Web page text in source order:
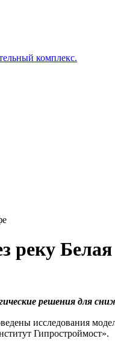
комплекс.
реку
решения для
исследования
Гипростроймост».